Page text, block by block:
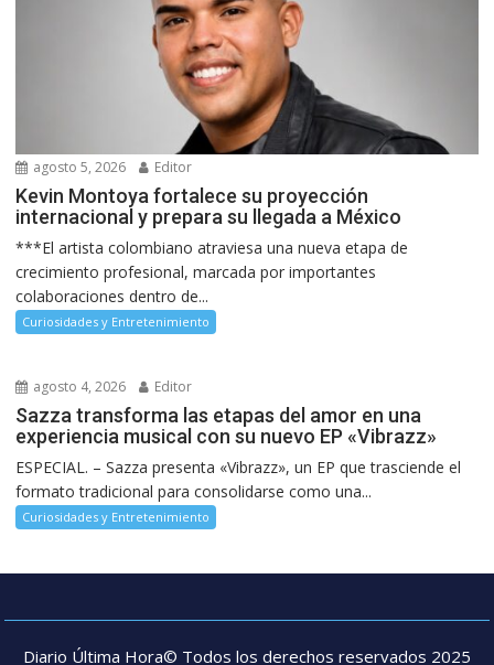
agosto 5, 2026 Editor
Kevin Montoya fortalece su proyección
internacional y prepara su llegada a México
***El artista colombiano atraviesa una nueva etapa de
crecimiento profesional, marcada por importantes
colaboraciones dentro de...
Curiosidades y Entretenimiento
agosto 4, 2026 Editor
Sazza transforma las etapas del amor en una
experiencia musical con su nuevo EP «Vibrazz»
ESPECIAL. – Sazza presenta «Vibrazz», un EP que trasciende el
formato tradicional para consolidarse como una...
Curiosidades y Entretenimiento
Diario Última Hora© Todos los derechos reservados 2025